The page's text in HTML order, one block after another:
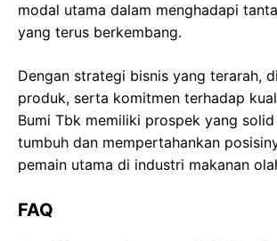
modal utama dalam menghadapi
yang terus berkembang.
Dengan strategi bisnis yang terarah,
produk, serta komitmen terhadap
Bumi Tbk memiliki prospek yang
tumbuh dan mempertahankan
pemain utama di industri makanan
FAQ